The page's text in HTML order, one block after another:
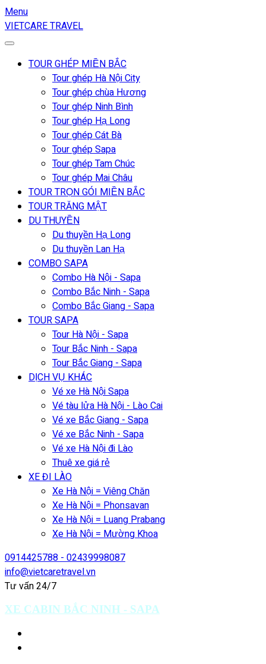
Menu
VIETCARE TRAVEL
TOUR GHÉP MIỀN BẮC
Tour ghép Hà Nội City
Tour ghép chùa Hương
Tour ghép Ninh Bình
Tour ghép Hạ Long
Tour ghép Cát Bà
Tour ghép Sapa
Tour ghép Tam Chúc
Tour ghép Mai Châu
TOUR TRỌN GÓI MIỀN BẮC
TOUR TRĂNG MẬT
DU THUYỀN
Du thuyền Hạ Long
Du thuyền Lan Hạ
COMBO SAPA
Combo Hà Nội - Sapa
Combo Bắc Ninh - Sapa
Combo Bắc Giang - Sapa
TOUR SAPA
Tour Hà Nội - Sapa
Tour Bắc Ninh - Sapa
Tour Bắc Giang - Sapa
DỊCH VỤ KHÁC
Vé xe Hà Nội Sapa
Vé tàu lửa Hà Nội - Lào Cai
Vé xe Bắc Giang - Sapa
Vé xe Bắc Ninh - Sapa
Vé xe Hà Nội đi Lào
Thuê xe giá rẻ
XE ĐI LÀO
Xe Hà Nội = Viêng Chăn
Xe Hà Nội = Phonsavan
Xe Hà Nội = Luang Prabang
Xe Hà Nội = Mường Khoa
0914425788 - 02439998087
info@vietcaretravel.vn
Tư vấn 24/7
XE CABIN BẮC NINH - SAPA